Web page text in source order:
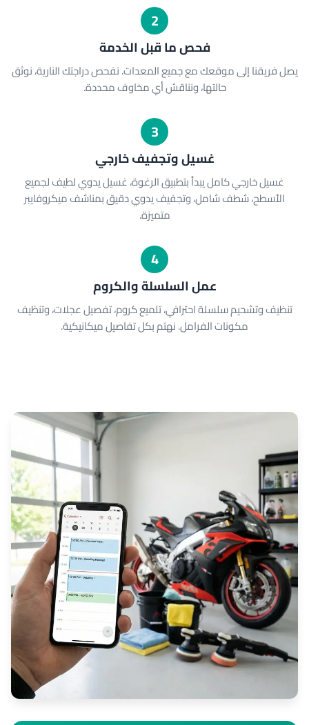
2
فحص ما قبل الخدمة
يصل فريقنا إلى موقعك مع جميع المعدات. نفحص دراجتك النارية، نوثق
حالتها، ونناقش أي مخاوف محددة.
3
غسيل وتجفيف خارجي
غسيل خارجي كامل يبدأ بتطبيق الرغوة، غسيل يدوي لطيف لجميع
الأسطح، شطف شامل، وتجفيف يدوي دقيق بمناشف ميكروفايبر
متميزة.
4
عمل السلسلة والكروم
تنظيف وتشحيم سلسلة احترافي، تلميع كروم، تفصيل عجلات، وتنظيف
مكونات الفرامل. نهتم بكل تفاصيل ميكانيكية.